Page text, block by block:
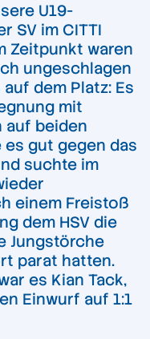
U19-
SV im CITTI
Zeitpunkt waren
ungeschlagen
dem Platz: Es
mit
beiden
es gut gegen das
suchte im
einem Freistoß
dem HSV die
Jungstörche
parat hatten.
es Kian Tack,
Einwurf auf 1:1